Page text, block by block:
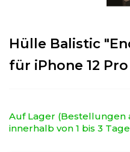
Hülle Balistic
für iPhone 12
Auf Lager
innerhalb von 1 bis 3